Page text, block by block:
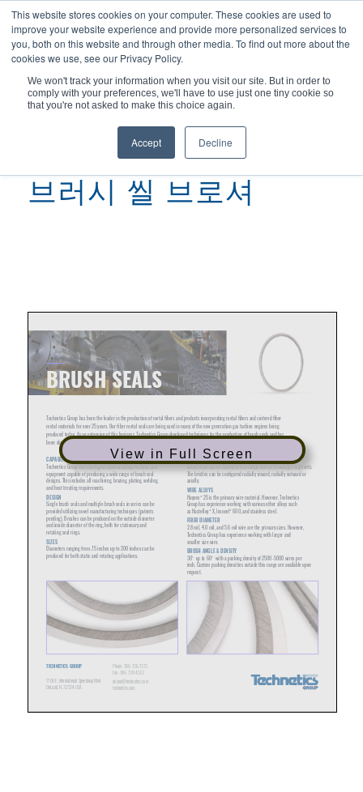
This website stores cookies on your computer. These cookies are used to
improve your website experience and provide more personalized services to
you, both on this website and through other media. To find out more about the
cookies we use, see our Privacy Policy.
We won't track your information when you visit our site. But in order to
comply with your preferences, we'll have to use just one tiny cookie so
that you're not asked to make this choice again.
Accept Decline
현재 위치: 홈 / 브러시 씰 브로셔
브러시 씰 브로셔
View in Full Screen